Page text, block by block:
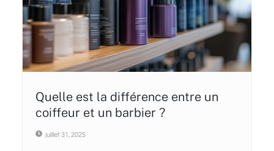
Quelle est la différence entre un
coiffeur et un barbier ?
juillet 31, 2025